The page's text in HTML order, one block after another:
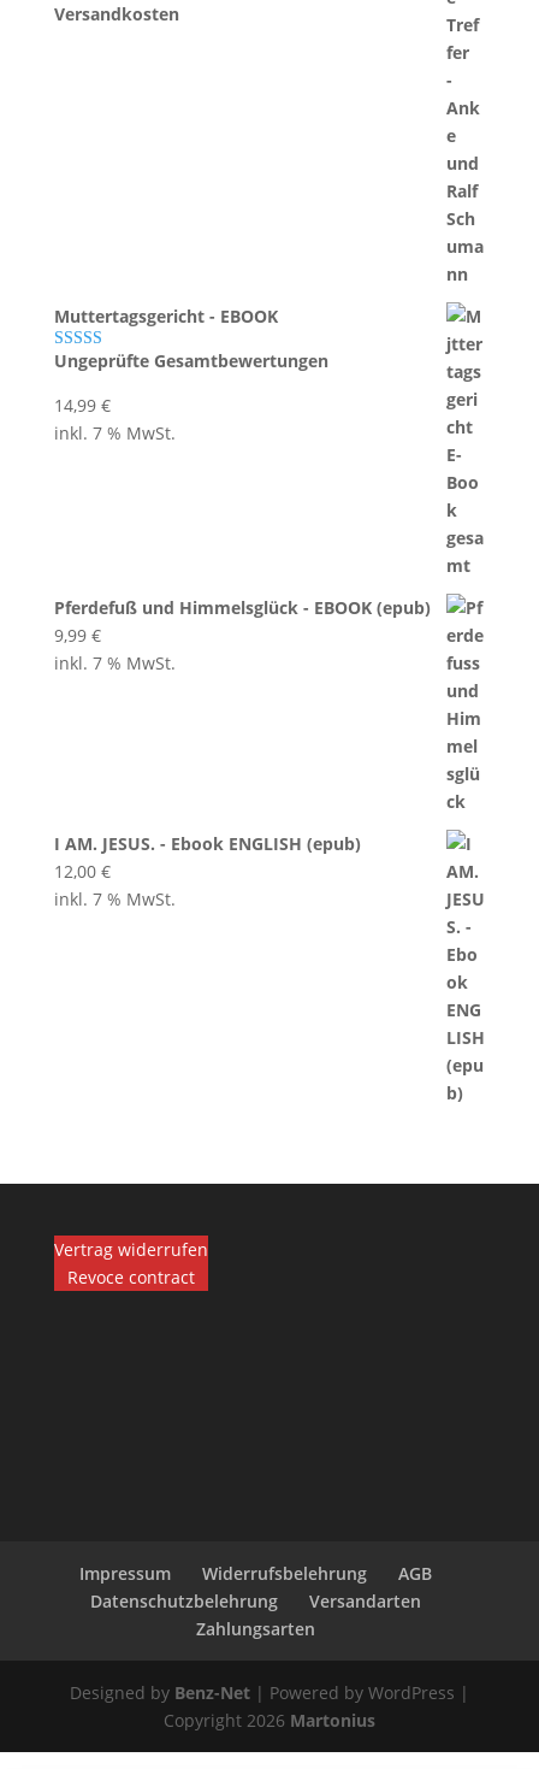
Versandkosten
Muttertagsgericht - EBOOK
Bewertet mit
Ungeprüfte Gesamtbewertungen
14,99 €
inkl. 7 % MwSt.
Pferdefuß und Himmelsglück - EBOOK (epub)
9,99 €
inkl. 7 % MwSt.
I AM. JESUS. - Ebook ENGLISH (epub)
12,00 €
inkl. 7 % MwSt.
Vertrag widerrufen
Revoce contract
Impressum Widerrufsbelehrung
AGB
Datenschutzbelehrung
Versandarten
Zahlungsarten
Designed by Benz-Net| Powered by WordPress |
Copyright 2026 Martonius